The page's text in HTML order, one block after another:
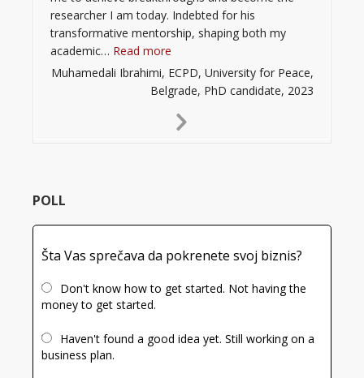
researcher I am today. Indebted for his
transformative mentorship, shaping both my
academic… Read more
Muhamedali Ibrahimi, ECPD, University for Peace,
Belgrade, PhD candidate, 2023
Next
POLL
Šta Vas sprečava da pokrenete svoj biznis?
Don't know how to get started. Not having the
money to get started.
Haven't found a good idea yet. Still working on a
business plan.